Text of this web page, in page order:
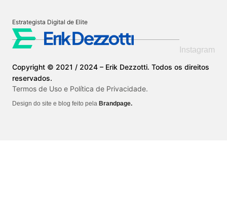
Estrategista Digital de Elite
Instagram
Termos de Uso e Política de Privacidade.
Copyright © 2021 / 2024 – Erik Dezzotti. Todos os direitos
reservados.
Design do site e blog feito pela Brandpage.